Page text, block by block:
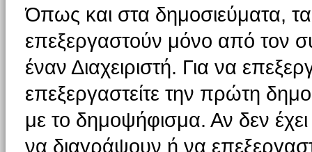
Όπως και στα δημοσιεύματα,
επεξεργαστούν μόνο από τον
έναν Διαχειριστή. Για να
επεξεργαστείτε την πρώτη
με το δημοψήφισμα. Αν δεν
να διαγράψουν ή να